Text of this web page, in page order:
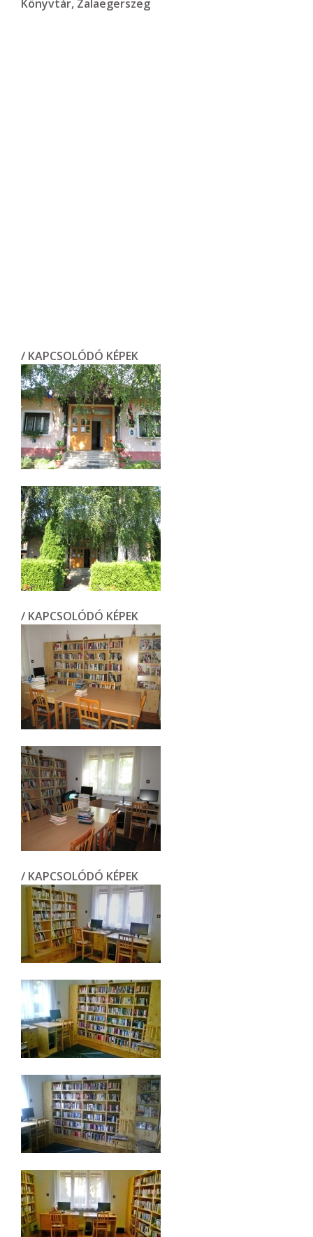
Könyvtár, Zalaegerszeg
/ KAPCSOLÓDÓ KÉPEK
/ KAPCSOLÓDÓ KÉPEK
/ KAPCSOLÓDÓ KÉPEK